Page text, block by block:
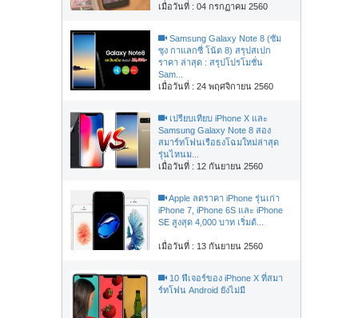
เมื่อวันที่ : 04 กรกฏาคม 2560
Samsung Galaxy Note 8 (ซัม
ซุง กาแลกซี่ โน้ต 8) สรุปสเปก
ราคา ล่าสุด : สรุปโปรโมชั่น
Sam...
เมื่อวันที่ : 24 พฤศจิกายน 2560
เปรียบเทียบ iPhone X และ
Samsung Galaxy Note 8 สอง
สมาร์ทโฟนเรือธงโฉมใหม่ล่าสุด
รุ่นไหนม...
เมื่อวันที่ : 12 กันยายน 2560
Apple ลดราคา iPhone รุ่นเก่า
iPhone 7, iPhone 6S และ iPhone
SE สูงสุด 4,000 บาท เริ่มต้...
เมื่อวันที่ : 13 กันยายน 2560
10 ฟีเจอร์ของ iPhone X ที่สมา
ร์ทโฟน Android ยังไม่มี